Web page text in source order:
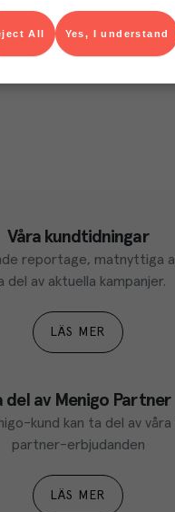
Våra kundtidningar
reportage, matnyttiga
del av aktuella kampanjer.
LÄS MER
del av Menigo Partner
kund kan ta del av
partner-erbjudanden
LÄS MER
Yes, I understand
All